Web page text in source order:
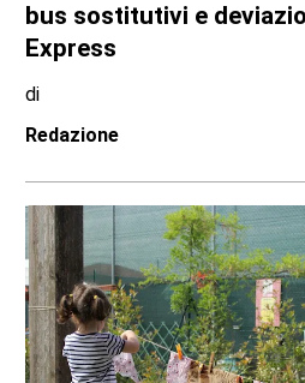
bus sostitutivi e
Express
di
Redazione